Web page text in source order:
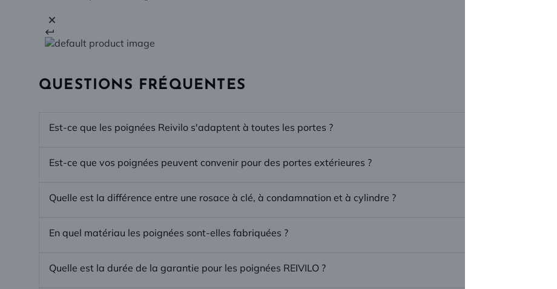
QUESTIONS FRÉQUENTES
Est-ce que les poignées Reivilo s'adaptent à toutes les portes ?
Est-ce que vos poignées peuvent convenir pour des portes extérieures ?
Quelle est la différence entre une rosace à clé, à condamnation et à cylindre ?
En quel matériau les poignées sont-elles fabriquées ?
Quelle est la durée de la garantie pour les poignées REIVILO ?